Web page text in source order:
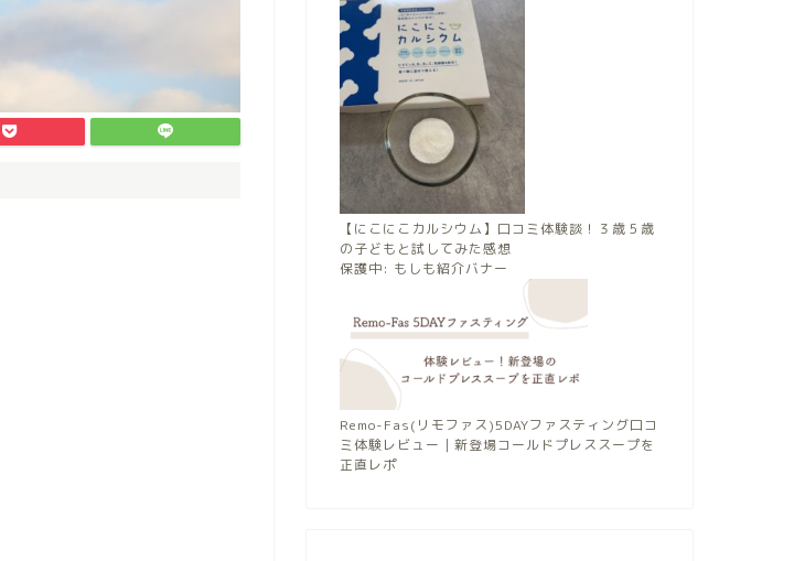
【にこにこカルシウム】口コミ体験談！３歳５歳
の子どもと試してみた感想
保護中: もしも紹介バナー
Remo-Fas(リモファス)5DAYファスティング口コ
ミ体験レビュー｜新登場コールドプレススープを
正直レポ